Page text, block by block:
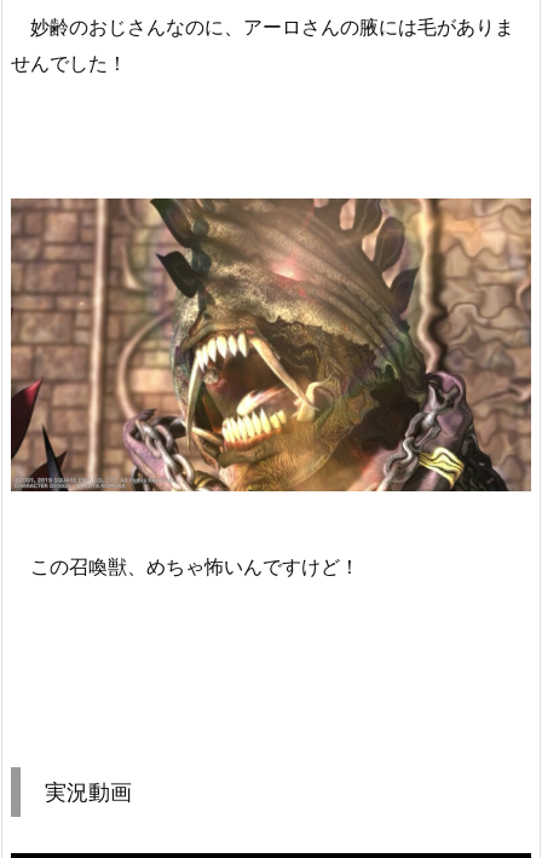
妙齢のおじさんなのに、アーロさんの腋には毛がありま
せんでした！
この召喚獣、めちゃ怖いんですけど！
実況動画